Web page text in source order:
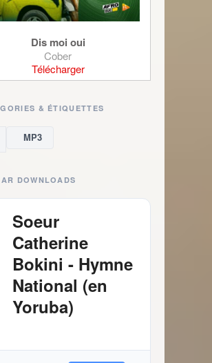
Dis moi oui
Cober
Télécharger
& ÉTIQUETTES
MP3
DOWNLOADS
Soeur
Catherine
Bokini - Hymne
National (en
Yoruba)